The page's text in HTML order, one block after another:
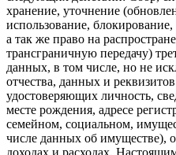
хранение, уточнение
использование,
а так же право на
трансграничную передачу)
данных, в том числе, но не
отчества, данных и
удостоверяющих личность,
месте рождения, адресе
семейном, социальном,
числе данных об имуществе),